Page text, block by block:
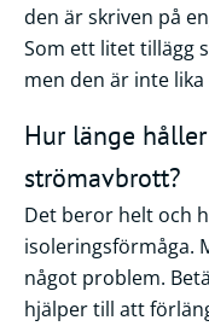
den är skriven på
Som ett litet tillägg
men den är inte
Hur länge
strömavbrott?
Det beror helt och
isoleringsförmåga.
något problem.
hjälper till att